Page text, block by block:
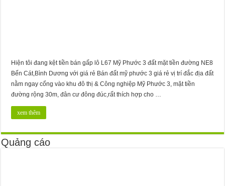
Hiện tôi đang kệt tiền bán gấp lô L67 Mỹ Phước 3 đất mặt tiền đường NE8
Bến Cát,Bình Dương với giá rẻ Bán đất mỹ phước 3 giá rẻ vị trí đắc địa đất
nằm ngay cổng vào khu đô thị & Công nghiệp Mỹ Phước 3, mặt tiền
đường rộng 30m, đân cư đông đúc,rất thích hợp cho …
xem thêm
Quảng cáo